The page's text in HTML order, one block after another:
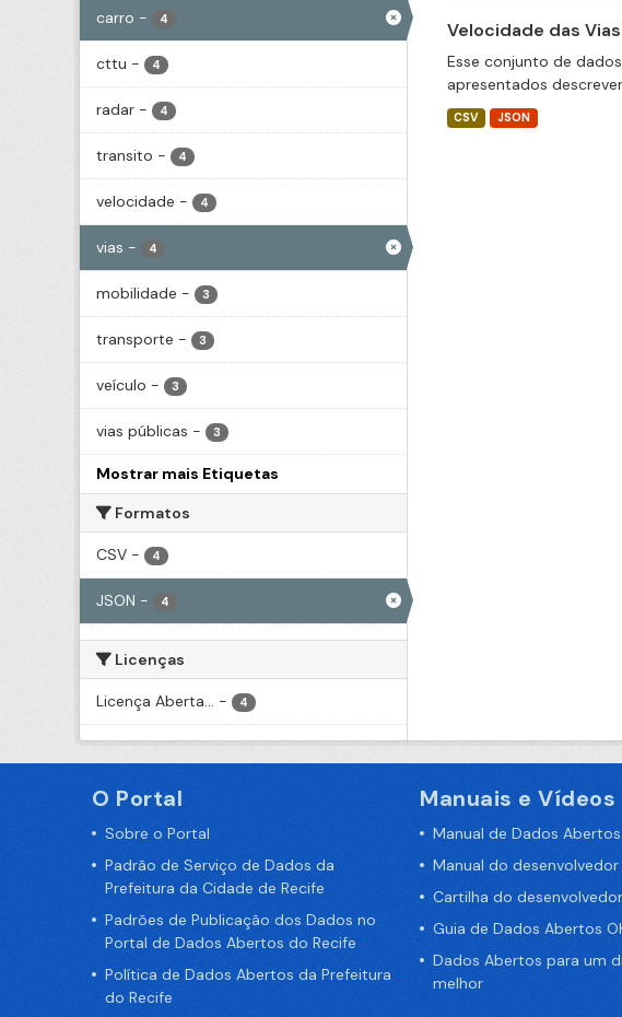
carro - 4
cttu - 4
radar - 4
transito - 4
velocidade - 4
vias - 4
mobilidade - 3
transporte - 3
veículo - 3
vias públicas - 3
Mostrar mais Etiquetas
Formatos
CSV - 4
JSON - 4
Licenças
Licença Aberta... - 4
Velocidade das
Esse conjunto de
apresentados
CSV JSON
O Portal
Sobre o Portal
Padrão de Serviço de Dados da
Prefeitura da Cidade de Recife
Padrões de Publicação dos Dados no
Portal de Dados Abertos do Recife
Política de Dados Abertos da Prefeitura
do Recife
Manuais e Vídeos
Manual de Dados
Manual do desenvolvedor
Cartilha do
Guia de Dados Abertos
Dados Abertos para um
melhor